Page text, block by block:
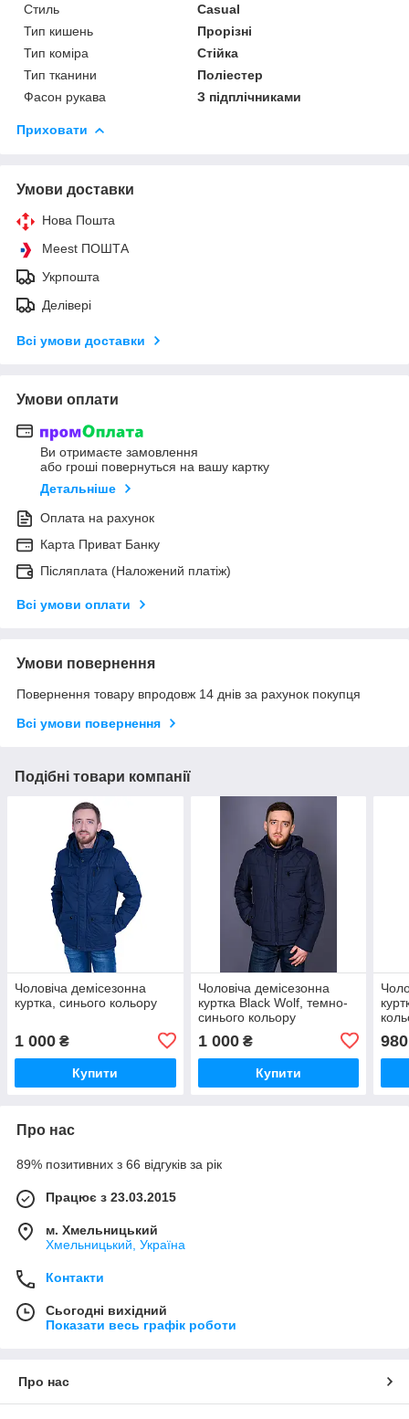
Стиль
Casual
Тип кишень
Прорізні
Тип коміра
Стійка
Тип тканини
Поліестер
Фасон рукава
З підплічниками
Приховати
Умови доставки
Нова Пошта
Meest ПОШТА
Укрпошта
Делівері
Всі умови доставки
Умови оплати
Ви отримаєте замовлення
або гроші повернуться на вашу картку
Детальніше
Оплата на рахунок
Карта Приват Банку
Післяплата (Наложений платіж)
Всі умови оплати
Умови повернення
Повернення товару впродовж 14 днів за рахунок покупця
Всі умови повернення
Подібні товари компанії
Чоловіча демісезонна
куртка, синього кольору
1 000 ₴
Купити
Чоловіча демісезонна
куртка Black Wolf, темно-
синього кольору
1 000₴
Купити
980
Про нас
89% позитивних з 66 відгуків за рік
Працює з 23.03.2015
м. Хмельницький
Хмельницький, Україна
Контакти
Сьогодні вихідний
Показати весь графік роботи
Про нас